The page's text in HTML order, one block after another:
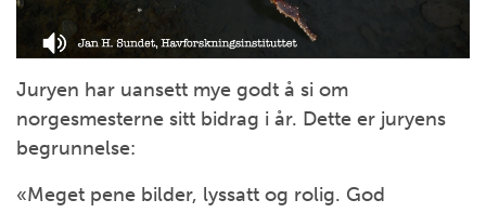
Juryen har uansett mye godt å si om
norgesmesterne sitt bidrag i år. Dette er juryens
begrunnelse:
«Meget pene bilder, lyssatt og rolig. God